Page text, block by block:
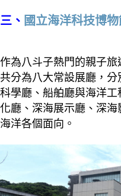
三、 國立海洋科技博
作為八斗子熱門的親子
共分為八大常設展廳，
科學廳、船舶廳與海洋
化廳、深海展示廳、深
海洋各個面向。